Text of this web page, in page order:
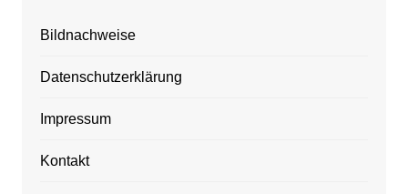
Bildnachweise
Datenschutzerklärung
Impressum
Kontakt